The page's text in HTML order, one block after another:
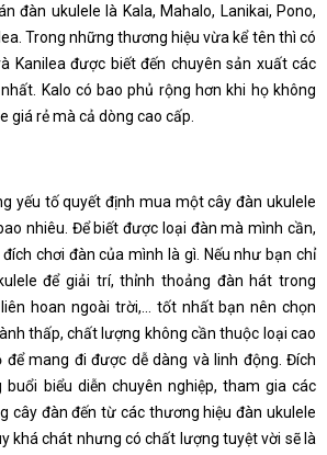
đàn ukulele là Kala, Mahalo, Lanikai, Pono,
Trong những thương hiệu vừa kể tên thì có
Kanilea được biết đến chuyên sản xuất các
Kalo có bao phủ rộng hơn khi họ không
giá rẻ mà cả dòng cao cấp.
yếu tố quyết định mua một cây đàn ukulele
nhiêu. Để biết được loại đàn mà mình cần,
chơi đàn của mình là gì. Nếu như bạn chỉ
để giải trí, thỉnh thoảng đàn hát trong
hoan ngoài trời,… tốt nhất bạn nên chọn
thấp, chất lượng không cần thuộc loại cao
mang đi được dễ dàng và linh động. Đích
biểu diễn chuyên nghiệp, tham gia các
cây đàn đến từ các thương hiệu đàn ukulele
khá chát nhưng có chất lượng tuyệt vời sẽ là